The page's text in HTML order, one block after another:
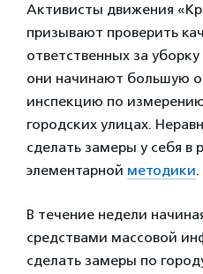
Активисты движения
призывают проверить
ответственных за
они начинают большую
инспекцию по
городских улицах.
сделать замеры у себя
элементарной методики.
В течение недели
средствами массовой
сделать замеры по